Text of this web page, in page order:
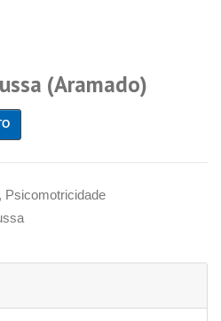
(Aramado)
, Psicomotricidade